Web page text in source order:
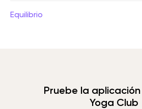
Equilibrio
Pruebe la
Yoga Club